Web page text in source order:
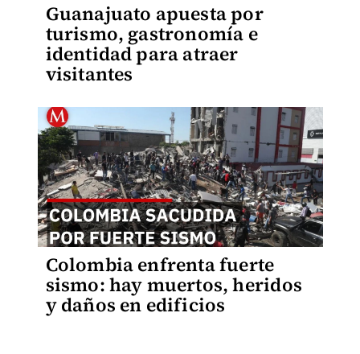
Guanajuato apuesta por
turismo, gastronomía e
identidad para atraer
visitantes
Colombia enfrenta fuerte
sismo: hay muertos, heridos
y daños en edificios